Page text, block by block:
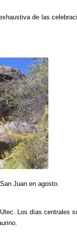
de las
Juan en agosto.
Los días centrales